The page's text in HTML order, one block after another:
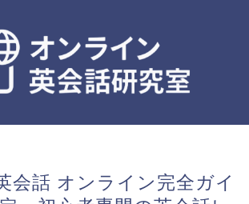
会話 オンライン完全ガイ